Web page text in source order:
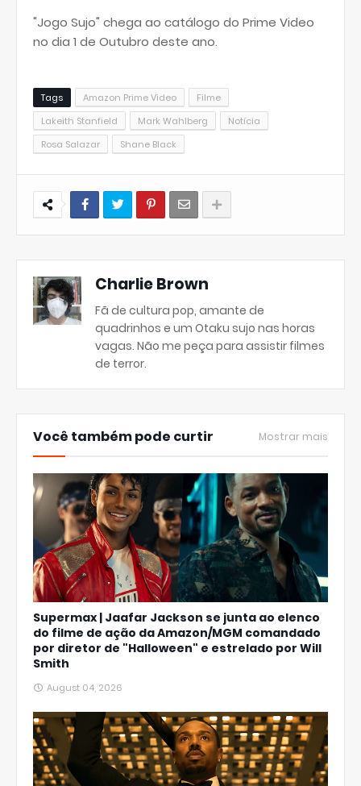
"Jogo Sujo" chega ao catálogo do Prime Video
no dia 1 de Outubro deste ano.
Tags Amazon Prime Video
Filme
Lakeith Stanfield
Mark Wahlberg
Notícia
Rosa Salazar
Shane Black
Charlie Brown
Fã de cultura pop, amante de
quadrinhos e um Otaku sujo nas horas
vagas. Não me peça para assistir filmes
de terror.
Você também pode curtir Mostrar mais
Supermax | Jaafar Jackson se junta ao elenco
do filme de ação da Amazon/MGM comandado
por diretor de "Halloween" e estrelado por Will
Smith
August 04, 2026